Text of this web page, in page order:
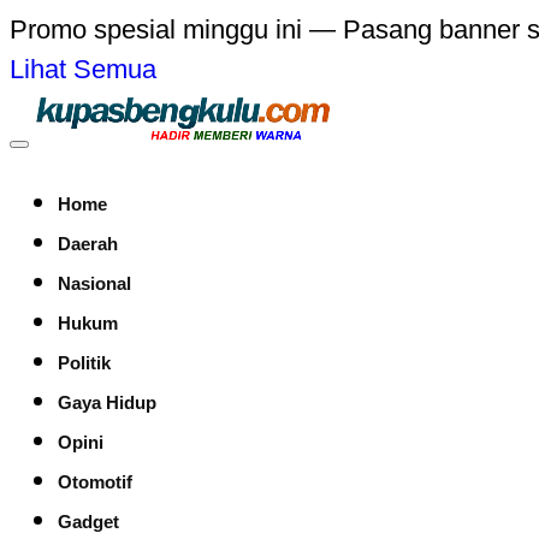
Promo spesial minggu ini — Pasang banner
Lihat Semua
Home
Daerah
Nasional
Hukum
Politik
Gaya Hidup
Opini
Otomotif
Gadget